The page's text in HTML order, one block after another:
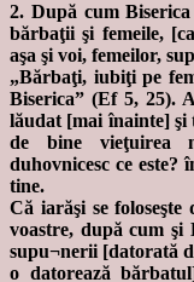
2. După cum
bărbaţii şi femeile,
aşa şi voi, femeilor,
„Bărbaţi, iubiţi pe
Biserica” (Ef 5, 25).
lăudat [mai înainte] şi
de bine vieţuirea
duhovnicesc ce este?
tine.
Că iarăşi se
voastre, după cum
supu¬nerii [datorată
o datorează